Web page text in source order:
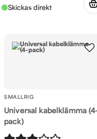
SMALLRIG
Universal kabelklämma
pack)